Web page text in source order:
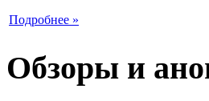
Подробнее »
Обзоры и